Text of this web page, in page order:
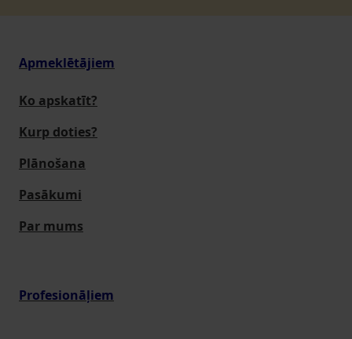
Apmeklētājiem
Ko apskatīt?
Kurp doties?
Plānošana
Pasākumi
Par mums
Profesionāļiem